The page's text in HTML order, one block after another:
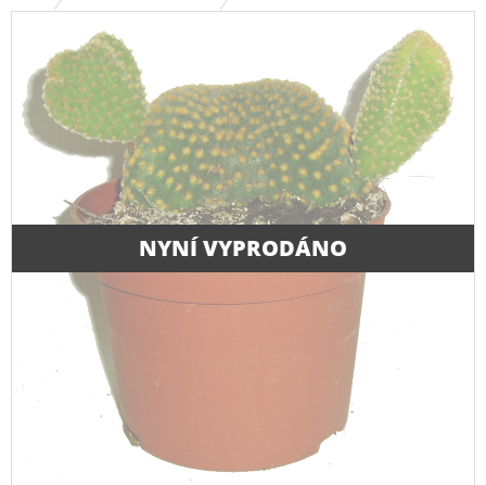
NYNÍ VYPRODÁNO